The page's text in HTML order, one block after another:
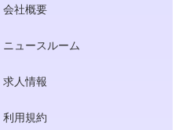
会社概要
ニュースルーム
求人情報
利用規約